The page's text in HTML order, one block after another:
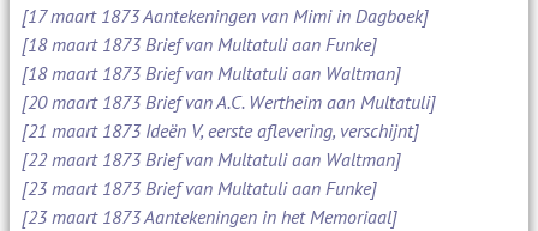
[17 maart 1873 Aantekeningen van Mimi in Dagboek]
[18 maart 1873 Brief van Multatuli aan Funke]
[18 maart 1873 Brief van Multatuli aan Waltman]
[20 maart 1873 Brief van A.C. Wertheim aan Multatuli]
[21 maart 1873 Ideën V, eerste aflevering, verschijnt]
[22 maart 1873 Brief van Multatuli aan Waltman]
[23 maart 1873 Brief van Multatuli aan Funke]
[23 maart 1873 Aantekeningen in het Memoriaal]